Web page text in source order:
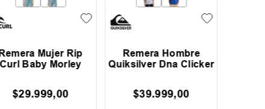
Mujer Rip
Curl Baby Morley
$29.999,00
Remera Hombre
Quiksilver Dna Clicker
$39.999,00